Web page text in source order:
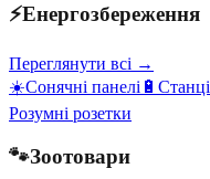
⚡Енергозбереження
Переглянути всі →
☀️Сонячні панелі 🔋
Розумні розетки
🐾Зоотовари